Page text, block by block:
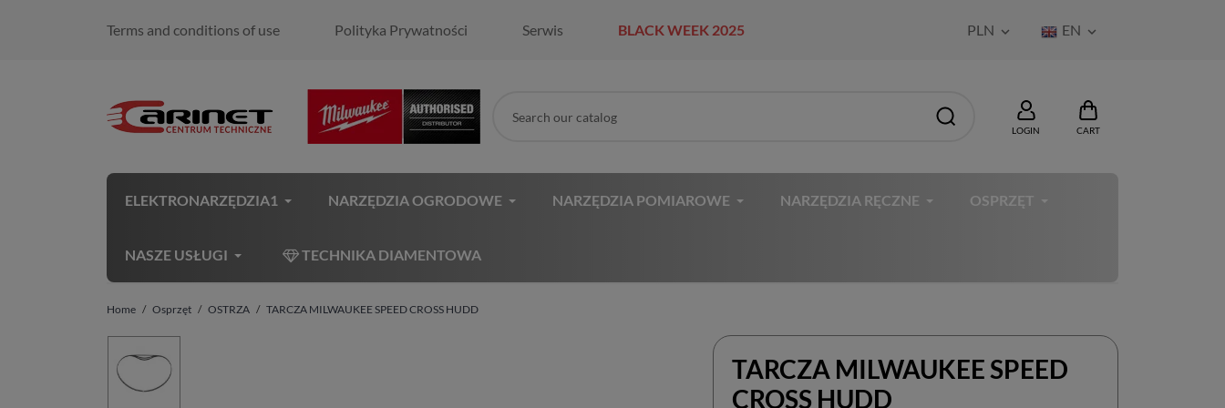
Terms and conditions of use Polityka Prywatności Serwis BLACK WEEK 2025 PLN  EN 
LOGIN CART
ELEKTRONARZĘDZIA1 NARZĘDZIA OGRODOWE NARZĘDZIA POMIAROWE NARZĘDZIA RĘCZNE OSPRZĘT
NASZE USŁUGI TECHNIKA DIAMENTOWA
Home Osprzęt OSTRZA TARCZA MILWAUKEE SPEED CROSS HUDD
TARCZA MILWAUKEE SPEED
CROSS HUDD